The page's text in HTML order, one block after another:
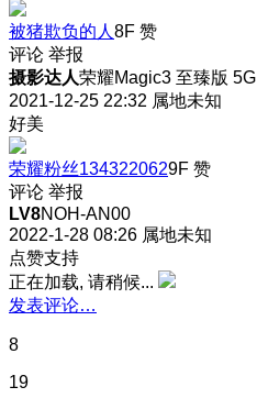
被猪欺负的人 8F 赞
评论 举报
摄影达人荣耀Magic3 至臻版 5G
2021-12-25 22:32 属地未知
好美
荣耀粉丝1343220629F 赞
评论 举报
LV8NOH-AN00
2022-1-28 08:26 属地未知
点赞支持
正在加载, 请稍候...
发表评论…
8
19